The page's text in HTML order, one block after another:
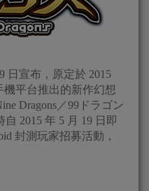
日宣布，原定於 2015
機平台推出的新作幻想
Dragons／99ドラゴン
2015 年 5 月 19 日即
封測玩家招募活動，